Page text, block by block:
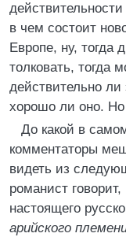
в чем состоит
Европе, ну, тогда
толковать, тогда
действительно ли
хорошо ли оно. Но
До какой в
комментаторы
видеть из
романист
настоящего
арийского